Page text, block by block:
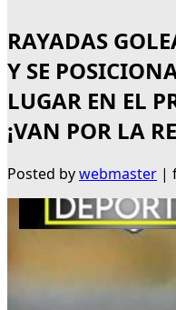
RAYADAS
Y SE
LUGAR EN EL
¡VAN POR LA
Posted bywebmaster |